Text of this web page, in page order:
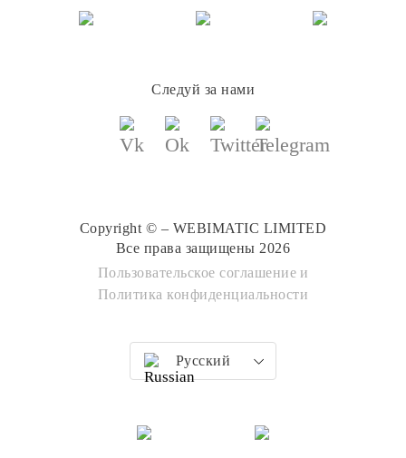
Следуй за нами
Copyright © – WEBIMATIC LIMITED
Все права защищены 2026
Пользовательское соглашение и
Политика конфиденциальности
Русский